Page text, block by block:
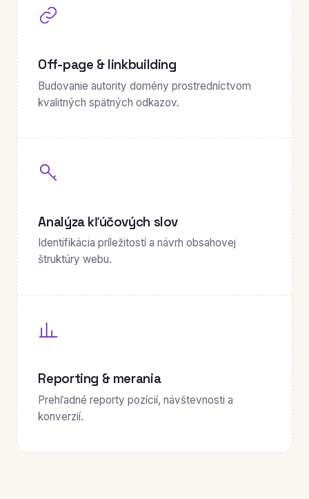
Off-page & linkbuilding
Budovanie autority domény prostredníctvom
kvalitných spätných odkazov.
Analýza kľúčových slov
Identifikácia príležitostí a návrh obsahovej
štruktúry webu.
Reporting & merania
Prehľadné reporty pozícií, návštevnosti a
konverzií.